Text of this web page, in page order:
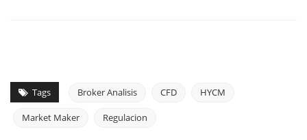
Tags Broker Analisis CFD HYCM
Market Maker Regulacion